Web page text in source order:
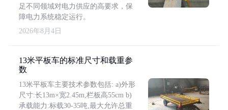
足不同领域对电力供应的高要求，保
障电力系统稳定运行。
2026年8月4日
13米平板车的标准尺寸和载重参
数
13米平板车主要技术参数包括: a)外形
尺寸:长13m×宽2.45m,栏板高55cm b)
承载能力:标载30-35吨,最大允许总重